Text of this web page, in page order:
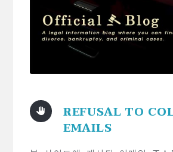
REFUSAL TO
EMAILS